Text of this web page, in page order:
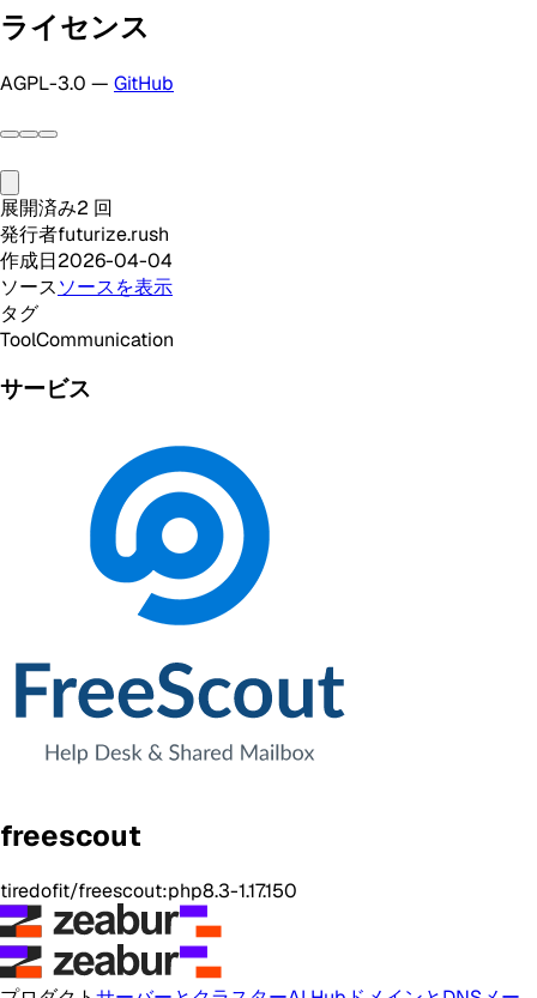
ライセンス
AGPL-3.0 — GitHub
展開済み2 回
発行者futurize.rush
作成日2026-04-04
ソースソースを表示
タグ
ToolCommunication
サービス
freescout
tiredofit/freescout:php8.3-1.17.150